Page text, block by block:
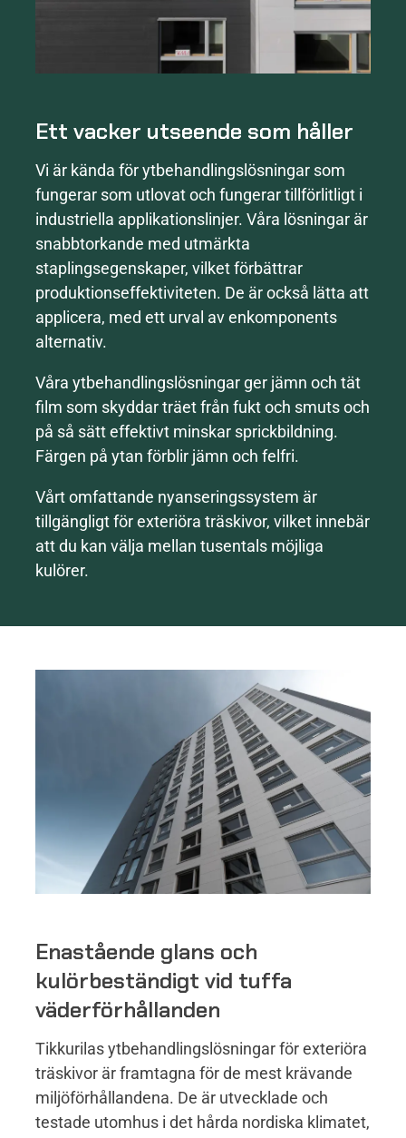
Ett vacker utseende som håller
Vi är kända för ytbehandlingslösningar som
fungerar som utlovat och fungerar tillförlitligt i
industriella applikationslinjer. Våra lösningar är
snabbtorkande med utmärkta
staplingsegenskaper, vilket förbättrar
produktionseffektiviteten. De är också lätta att
applicera, med ett urval av enkomponents
alternativ.
Våra ytbehandlingslösningar ger jämn och tät
film som skyddar träet från fukt och smuts och
på så sätt effektivt minskar sprickbildning.
Färgen på ytan förblir jämn och felfri.
Vårt omfattande nyanseringssystem är
tillgängligt för exteriöra träskivor, vilket innebär
att du kan välja mellan tusentals möjliga
kulörer.
Enastående glans och
kulörbeständigt vid tuffa
väderförhållanden
Tikkurilas ytbehandlingslösningar för exteriöra
träskivor är framtagna för de mest krävande
miljöförhållandena. De är utvecklade och
testade utomhus i det hårda nordiska klimatet,